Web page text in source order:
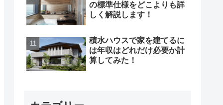
の標準仕様をどこよりも詳
しく解説します！
積水ハウスで家を建てるに
は年収はどれだけ必要か計
算してみた！